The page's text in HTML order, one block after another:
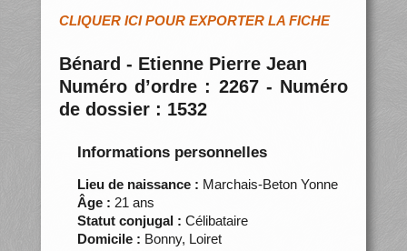
CLIQUER ICI POUR EXPORTER LA FICHE
Bénard - Etienne Pierre Jean
Numéro d’ordre : 2267 - Numéro
de dossier : 1532
Informations personnelles
Lieu de naissance : Marchais-Beton Yonne
Âge : 21 ans
Statut conjugal : Célibataire
Domicile : Bonny, Loiret